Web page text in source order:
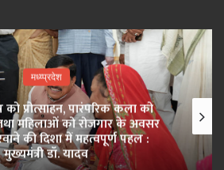
मध्य्प्रदेश
को प्रोत्साहन, पारंपरिक कला को
महिलाओं को रोजगार के अवसर
की दिशा में महत्वपूर्ण पहल :
मुख्यमंत्री डॉ. यादव